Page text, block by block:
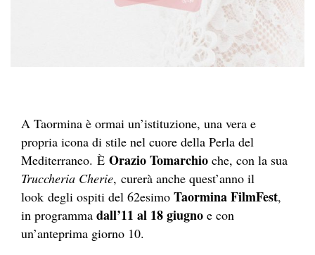
A Taormina è ormai un’istituzione, una vera e
propria icona di stile nel cuore della Perla del
Mediterraneo. È Orazio Tomarchio che, con la sua
Truccheria Cherie, curerà anche quest’anno il
look degli ospiti del 62esimo Taormina FilmFest,
in programma dall’11 al 18 giugno e con
un’anteprima giorno 10.